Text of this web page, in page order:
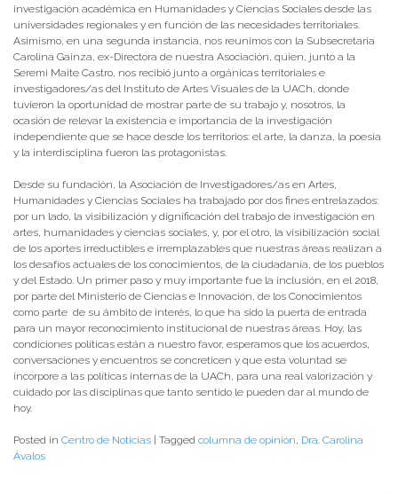
investigación académica en Humanidades y Ciencias Sociales desde las
universidades regionales y en función de las necesidades territoriales.
Asimismo, en una segunda instancia, nos reunimos con la Subsecretaria
Carolina Gainza, ex-Directora de nuestra Asociación, quien, junto a la
Seremi Maite Castro, nos recibió junto a orgánicas territoriales e
investigadores/as del Instituto de Artes Visuales de la UACh, donde
tuvieron la oportunidad de mostrar parte de su trabajo y, nosotros, la
ocasión de relevar la existencia e importancia de la investigación
independiente que se hace desde los territorios: el arte, la danza, la poesía
y la interdisciplina fueron las protagonistas.
Desde su fundación, la Asociación de Investigadores/as en Artes,
Humanidades y Ciencias Sociales ha trabajado por dos fines entrelazados:
por un lado, la visibilización y dignificación del trabajo de investigación en
artes, humanidades y ciencias sociales, y, por el otro, la visibilización social
de los aportes irreductibles e irremplazables que nuestras áreas realizan a
los desafíos actuales de los conocimientos, de la ciudadanía, de los pueblos
y del Estado. Un primer paso y muy importante fue la inclusión, en el 2018,
por parte del Ministerio de Ciencias e Innovación, de los Conocimientos
como parte de su ámbito de interés, lo que ha sido la puerta de entrada
para un mayor reconocimiento institucional de nuestras áreas. Hoy, las
condiciones políticas están a nuestro favor, esperamos que los acuerdos,
conversaciones y encuentros se concreticen y que esta voluntad se
incorpore a las políticas internas de la UACh, para una real valorización y
cuidado por las disciplinas que tanto sentido le pueden dar al mundo de
hoy.
Posted in Centro de Noticias | Tagged columna de opinión, Dra. Carolina
Ávalos